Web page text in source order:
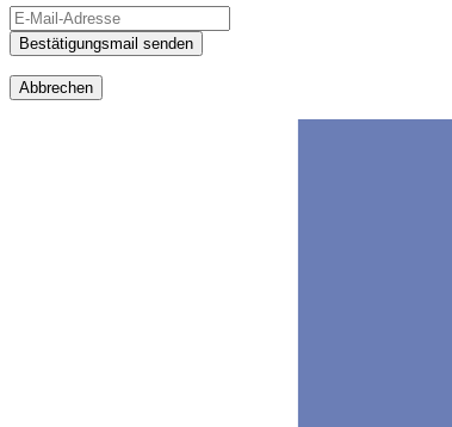
Bestätigungsmail senden
Abbrechen